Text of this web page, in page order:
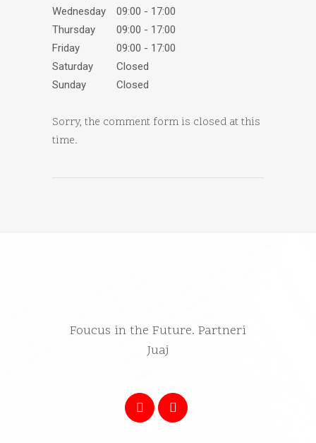
Wednesday
09:00 - 17:00
Thursday
09:00 - 17:00
Friday
09:00 - 17:00
Saturday
Closed
Sunday
Closed
Sorry, the comment form is closed at this
time.
Foucus in the Future. Partneri
Juaj